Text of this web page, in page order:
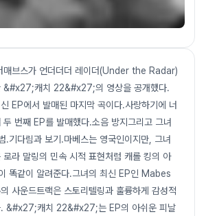
매브스가 언더더더 레이더(Under the Radar)
&#x27;캐치 22&#x27;의 영상을 공개했다.
EP에서 발매된 마지막 곡이다.사랑하기에 너
번째 EP를 발매했다.소음 방지그리고 그녀
기다림과 보기.마베스는 영국인이지만, 그녀
라 말링의 민속 시적 표현처럼 캐롤 킹의 아
똑같이 알려준다.그녀의 최신 EP인 Mabes
사운드트랙은 스토리텔링과 훌륭하게 감성적
. &#x27;캐치 22&#x27;는 EP의 아쉬운 피날